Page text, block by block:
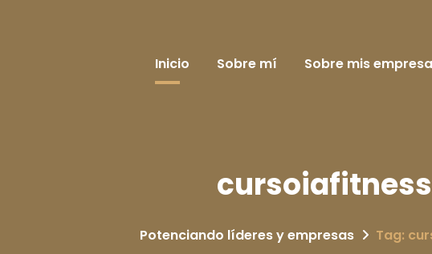
Inicio Sobre mí Sobre mis
cursoiafitness
Potenciando líderes y empresas Tag: